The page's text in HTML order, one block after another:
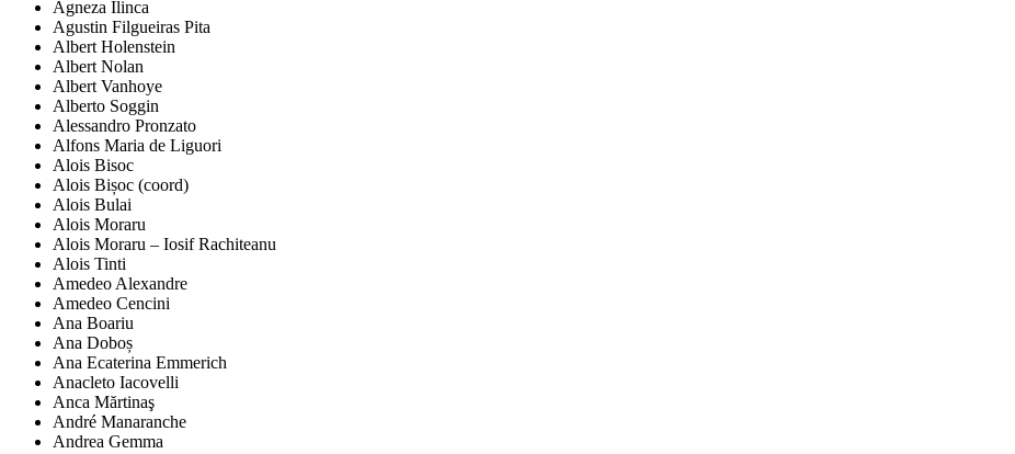
Agneza Ilinca
Agustin Filgueiras Pita
Albert Holenstein
Albert Nolan
Albert Vanhoye
Alberto Soggin
Alessandro Pronzato
Alfons Maria de Liguori
Alois Bisoc
Alois Bișoc (coord)
Alois Bulai
Alois Moraru
Alois Moraru – Iosif Rachiteanu
Alois Tinti
Amedeo Alexandre
Amedeo Cencini
Ana Boariu
Ana Doboș
Ana Ecaterina Emmerich
Anacleto Iacovelli
Anca Mărtinaş
André Manaranche
Andrea Gemma